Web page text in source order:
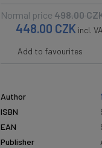
Normal price 498.00
448.00 CZK incl.
Add to favourites
Author
ISBN
EAN
Publisher